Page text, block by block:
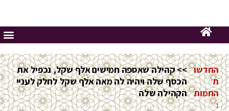
החדשו
ת
החמות
:
>> קהילה שאספה חמישים אלף שקל, נכפיל את
הכסף שלה ויהיה לה מאה אלף שקל לחלק לעניי
הקהילה שלה